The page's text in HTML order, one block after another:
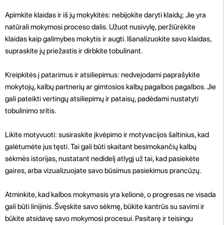
Apimkite klaidas ir iš jų mokykitės: nebijokite daryti klaidų; Jie yra
natūrali mokymosi proceso dalis. Užuot nusivylę, peržiūrėkite
klaidas kaip galimybes mokytis ir augti. Išanalizuokite savo klaidas,
supraskite jų priežastis ir dirbkite tobulinant.
Kreipkitės į patarimus ir atsiliepimus: nedvejodami paprašykite
mokytojų, kalbų partnerių ar gimtosios kalbų pagalbos pagalbos. Jie
gali pateikti vertingų atsiliepimų ir pataisų, padėdami nustatyti
tobulinimo sritis.
Likite motyvuoti: susiraskite įkvėpimo ir motyvacijos šaltinius, kad
galėtumėte jus tęsti. Tai gali būti skaitant besimokančių kalbų
sėkmės istorijas, nustatant nedidelį atlygį už tai, kad pasiekėte
gaires, arba vizualizuojate savo būsimus pasiekimus prancūzų.
Atminkite, kad kalbos mokymasis yra kelionė, o progresas ne visada
gali būti linijinis. Švęskite savo sėkmę, būkite kantrūs su savimi ir
būkite atsidavę savo mokymosi procesui. Pasitarę ir teisingu